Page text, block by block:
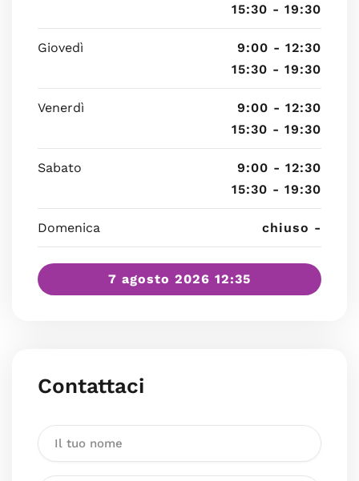
15:30 - 19:30
Giovedì
9:00 - 12:30
15:30 - 19:30
Venerdì
9:00 - 12:30
15:30 - 19:30
Sabato
9:00 - 12:30
15:30 - 19:30
Domenica chiuso -
7 agosto 2026 12:35
Contattaci